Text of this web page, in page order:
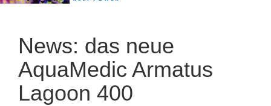
News: das neue
AquaMedic Armatus
Lagoon 400